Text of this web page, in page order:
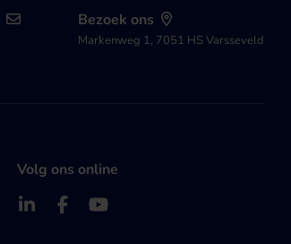
Bezoek ons
Markenweg 1, 7051 HS Varsseveld
Volg ons online